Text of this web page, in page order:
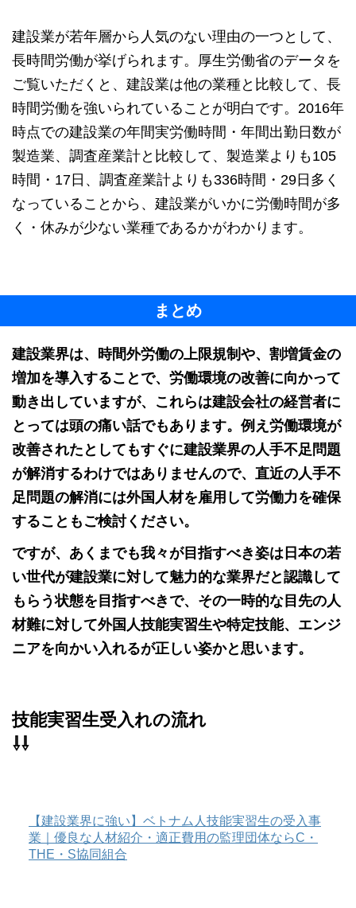
建設業が若年層から人気のない理由の一つとして、
長時間労働が挙げられます。厚生労働省のデータを
ご覧いただくと、建設業は他の業種と比較して、長
時間労働を強いられていることが明白です。2016年
時点での建設業の年間実労働時間・年間出勤日数が
製造業、調査産業計と比較して、製造業よりも105
時間・17日、調査産業計よりも336時間・29日多く
なっていることから、建設業がいかに労働時間が多
く・休みが少ない業種であるかがわかります。
まとめ
建設業界は、時間外労働の上限規制や、割増賃金の
増加を導入することで、労働環境の改善に向かって
動き出していますが、これらは建設会社の経営者に
とっては頭の痛い話でもあります。例え労働環境が
改善されたとしてもすぐに建設業界の人手不足問題
が解消するわけではありませんので、直近の人手不
足問題の解消には外国人材を雇用して労働力を確保
することもご検討ください。
ですが、あくまでも我々が目指すべき姿は日本の若
い世代が建設業に対して魅力的な業界だと認識して
もらう状態を目指すべきで、その一時的な目先の人
材難に対して外国人技能実習生や特定技能、エンジ
ニアを向かい入れるが正しい姿かと思います。
技能実習生受入れの流れ
⇩⇩
【建設業界に強い】ベトナム人技能実習生の受入事
業｜優良な人材紹介・適正費用の監理団体ならC・
THE・S協同組合